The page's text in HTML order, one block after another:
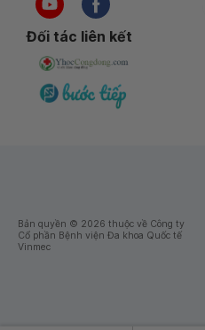
Đối tác liên kết
Bản quyền © 2026 thuộc về Công ty
Cổ phần Bệnh viện Đa khoa Quốc tế
Vinmec